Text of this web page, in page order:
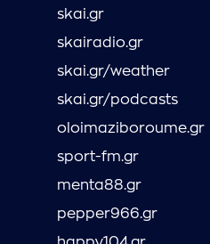
skai.gr
skairadio.gr
skai.gr/weather
skai.gr/podcasts
oloimaziboroume.gr
sport-fm.gr
menta88.gr
pepper966.gr